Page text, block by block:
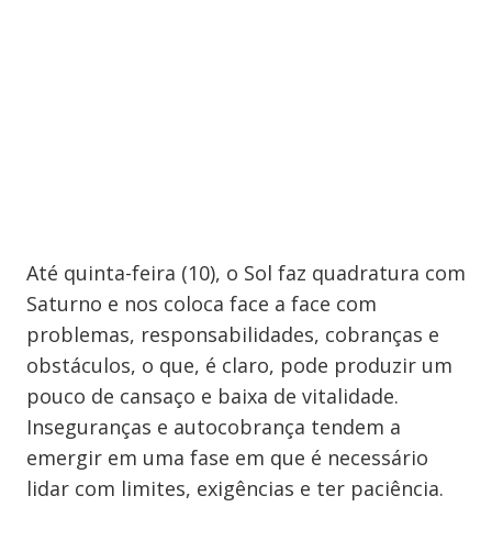
Até quinta-feira (10), o Sol faz quadratura com
Saturno e nos coloca face a face com
problemas, responsabilidades, cobranças e
obstáculos, o que, é claro, pode produzir um
pouco de cansaço e baixa de vitalidade.
Inseguranças e autocobrança tendem a
emergir em uma fase em que é necessário
lidar com limites, exigências e ter paciência.